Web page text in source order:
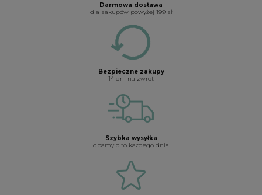
Darmowa dostawa
dla zakupów powyżej 199 zł
Bezpieczne zakupy
14 dni na zwrot
Szybka wysyłka
dbamy o to każdego dnia